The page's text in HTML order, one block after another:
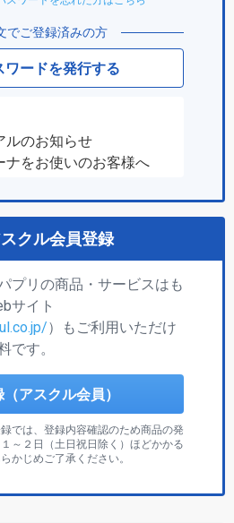
ッ
でご登録済みの方
ワードを発行する
ルのお知らせ
ナをお使いのお客様へ
クル会員登録
プリの商品・サービスはも
サイト
）もご利用いただけ
です。
アスクル会員）
では、登録内容確認のため商品の発
～２日（土日祝日除く）ほどかかる
かじめご了承ください。